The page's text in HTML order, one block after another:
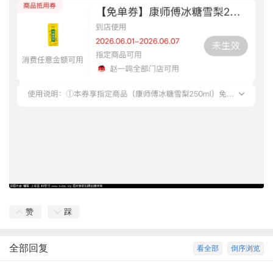
赞 踩
倒序浏览
看全部
全部回复